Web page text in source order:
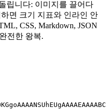
립니다: 이미지를 끌어다
면 크기 지표와 인라인 안
CSS, Markdown, JSON
전한 왕복.